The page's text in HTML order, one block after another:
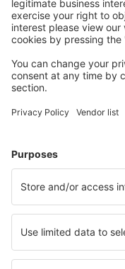
Planera din resa
Billiga flyg
Weekendresor
Flyg+Hotell
Hotell
Sevärdheter
Sportevenemang